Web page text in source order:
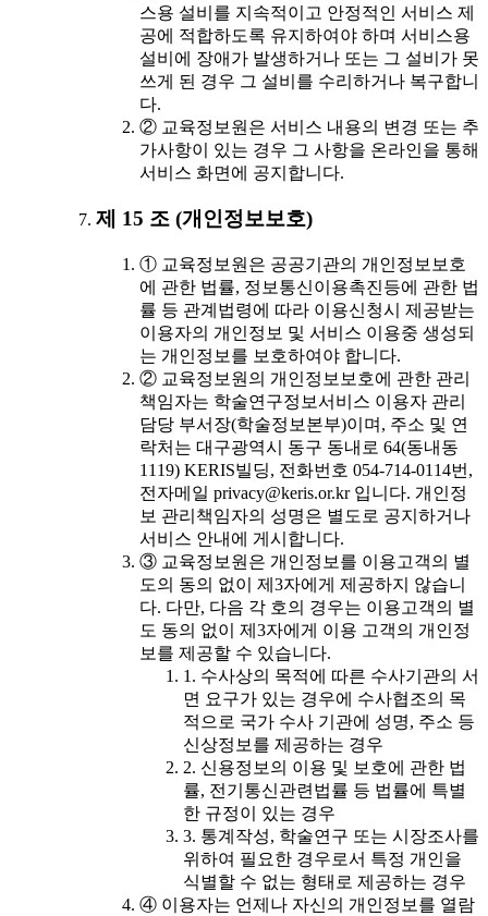
스용 설비를 지속적이고 안정적인 서비스 제
공에 적합하도록 유지하여야 하며 서비스용
설비에 장애가 발생하거나 또는 그 설비가 못
쓰게 된 경우 그 설비를 수리하거나 복구합니
다.
② 교육정보원은 서비스 내용의 변경 또는 추
가사항이 있는 경우 그 사항을 온라인을 통해
서비스 화면에 공지합니다.
제 15 조 (개인정보보호)
① 교육정보원은 공공기관의 개인정보보호
에 관한 법률, 정보통신이용촉진등에 관한 법
률 등 관계법령에 따라 이용신청시 제공받는
이용자의 개인정보 및 서비스 이용중 생성되
는 개인정보를 보호하여야 합니다.
② 교육정보원의 개인정보보호에 관한 관리
책임자는 학술연구정보서비스 이용자 관리
담당 부서장(학술정보본부)이며, 주소 및 연
락처는 대구광역시 동구 동내로 64(동내동
1119) KERIS빌딩, 전화번호 054-714-0114번,
전자메일 privacy@keris.or.kr 입니다. 개인정
보 관리책임자의 성명은 별도로 공지하거나
서비스 안내에 게시합니다.
③ 교육정보원은 개인정보를 이용고객의 별
도의 동의 없이 제3자에게 제공하지 않습니
다. 다만, 다음 각 호의 경우는 이용고객의 별
도 동의 없이 제3자에게 이용 고객의 개인정
보를 제공할 수 있습니다.
1. 수사상의 목적에 따른 수사기관의 서
면 요구가 있는 경우에 수사협조의 목
적으로 국가 수사 기관에 성명, 주소 등
신상정보를 제공하는 경우
2. 신용정보의 이용 및 보호에 관한 법
률, 전기통신관련법률 등 법률에 특별
한 규정이 있는 경우
3. 통계작성, 학술연구 또는 시장조사를
위하여 필요한 경우로서 특정 개인을
식별할 수 없는 형태로 제공하는 경우
④ 이용자는 언제나 자신의 개인정보를 열람